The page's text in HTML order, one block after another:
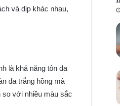
và dịp khác nhau,
là khả năng tôn da
da trắng hồng mà
với nhiều màu sắc